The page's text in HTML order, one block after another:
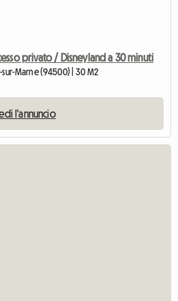
privato / Disneyland a 30 minuti
Marne (94500) | 30 M2
l'annuncio